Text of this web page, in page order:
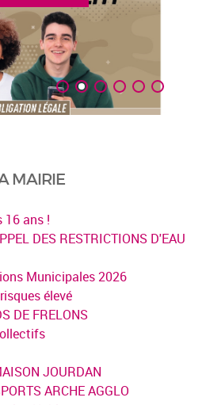
MAIRIE
16 ans !
DES RESTRICTIONS D'EAU
Municipales 2026
élevé
DE FRELONS
JOURDAN
ARCHE AGGLO